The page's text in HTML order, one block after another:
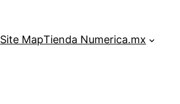
Site MapTienda Numerica.mx